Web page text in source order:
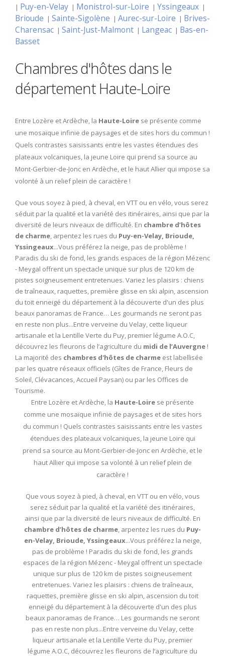
| Puy-en-Velay | Monistrol-sur-Loire | Yssingeaux |
Brioude | Sainte-Sigolène | Aurec-sur-Loire | Brives-
Charensac | Saint-Just-Malmont | Langeac | Bas-en-
Basset
Chambres d'hôtes dans le
département Haute-Loire
Entre Lozère et Ardèche, la Haute-Loire se présente comme
une mosaïque infinie de paysages et de sites hors du commun !
Quels contrastes saisissants entre les vastes étendues des
plateaux volcaniques, la jeune Loire qui prend sa source au
Mont-Gerbier-de-Jonc en Ardèche, et le haut Allier qui impose sa
volonté à un relief plein de caractère !
Que vous soyez à pied, à cheval, en VTT ou en vélo, vous serez
séduit par la qualité et la variété des itinéraires, ainsi que par la
diversité de leurs niveaux de difficulté. En chambre d’hôtes
de charme , arpentez les rues du Puy-en-Velay, Brioude,
Yssingeaux...Vous préférez la neige, pas de problème !
Paradis du ski de fond, les grands espaces de la région Mézenc
- Meygal offrent un spectacle unique sur plus de 120 km de
pistes soigneusement entretenues. Variez les plaisirs : chiens
de traîneaux, raquettes, première glisse en ski alpin, ascension
du toit enneigé du département à la découverte d'un des plus
beaux panoramas de France… Les gourmands ne seront pas
en reste non plus...Entre verveine du Velay, cette liqueur
artisanale et la Lentille Verte du Puy, premier légume A.O.C,
découvrez les fleurons de l’agriculture du midi de l’Auvergne !
La majorité des chambres d'hôtes de charme est labellisée
par les quatre réseaux officiels (Gîtes de France, Fleurs de
Soleil, Clévacances, Accueil Paysan) ou par les Offices de
Tourisme.
Entre Lozère et Ardèche, la Haute-Loire se présente
comme une mosaïque infinie de paysages et de sites hors
du commun ! Quels contrastes saisissants entre les vastes
étendues des plateaux volcaniques, la jeune Loire qui
prend sa source au Mont-Gerbier-de-Jonc en Ardèche, et le
haut Allier qui impose sa volonté à un relief plein de
caractère !
Que vous soyez à pied, à cheval, en VTT ou en vélo, vous
serez séduit par la qualité et la variété des itinéraires,
ainsi que par la diversité de leurs niveaux de difficulté. En
chambre d’hôtes de charme , arpentez les rues du Puy-
en-Velay, Brioude, Yssingeaux...Vous préférez la neige,
pas de problème ! Paradis du ski de fond, les grands
espaces de la région Mézenc - Meygal offrent un spectacle
unique sur plus de 120 km de pistes soigneusement
entretenues. Variez les plaisirs : chiens de traîneaux,
raquettes, première glisse en ski alpin, ascension du toit
enneigé du département à la découverte d'un des plus
beaux panoramas de France… Les gourmands ne seront
pas en reste non plus...Entre verveine du Velay, cette
liqueur artisanale et la Lentille Verte du Puy, premier
légume A.O.C, découvrez les fleurons de l’agriculture du